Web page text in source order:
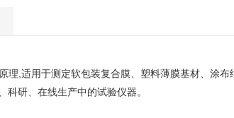
理,适用于测定软包装复合膜、塑料薄膜基材、涂布
研、在线生产中的试验仪器。